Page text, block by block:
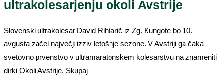
ultrakolesarjenju okoli Avstrije
Slovenski ultrakolesar David Rihtarič iz Zg. Kungote bo 10.
avgusta začel največji izziv letošnje sezone. V Avstriji ga čaka
svetovno prvenstvo v ultramaratonskem kolesarstvu na znameniti
dirki Okoli Avstrije. Skupaj